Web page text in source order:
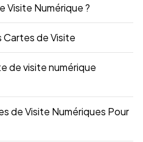
Numérique ?
Cartes de Visite
de visite numérique
de Visite Numériques Pour